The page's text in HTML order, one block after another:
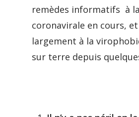
remèdes informatifs à
coronavirale en cours,
largement à la
sur terre depuis